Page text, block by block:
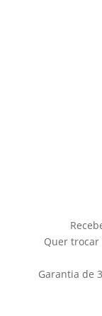
Quer trocar
Garantia de